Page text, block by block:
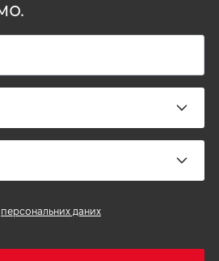
персональних даних